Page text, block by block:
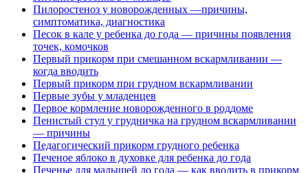
Пилоростеноз у новорожденных —причины,
симптоматика, диагностика
Песок в кале у ребенка до года — причины появления
точек, комочков
Первый прикорм при смешанном вскармливании —
когда вводить
Первый прикорм при грудном вскармливании
Первые зубы у младенцев
Первое кормление новорожденного в роддоме
Пенистый стул у грудничка на грудном вскармливании
— причины
Педагогический прикорм грудного ребенка
Печеное яблоко в духовке для ребенка до года
Печенье для малышей до года — как вводить в прикорм